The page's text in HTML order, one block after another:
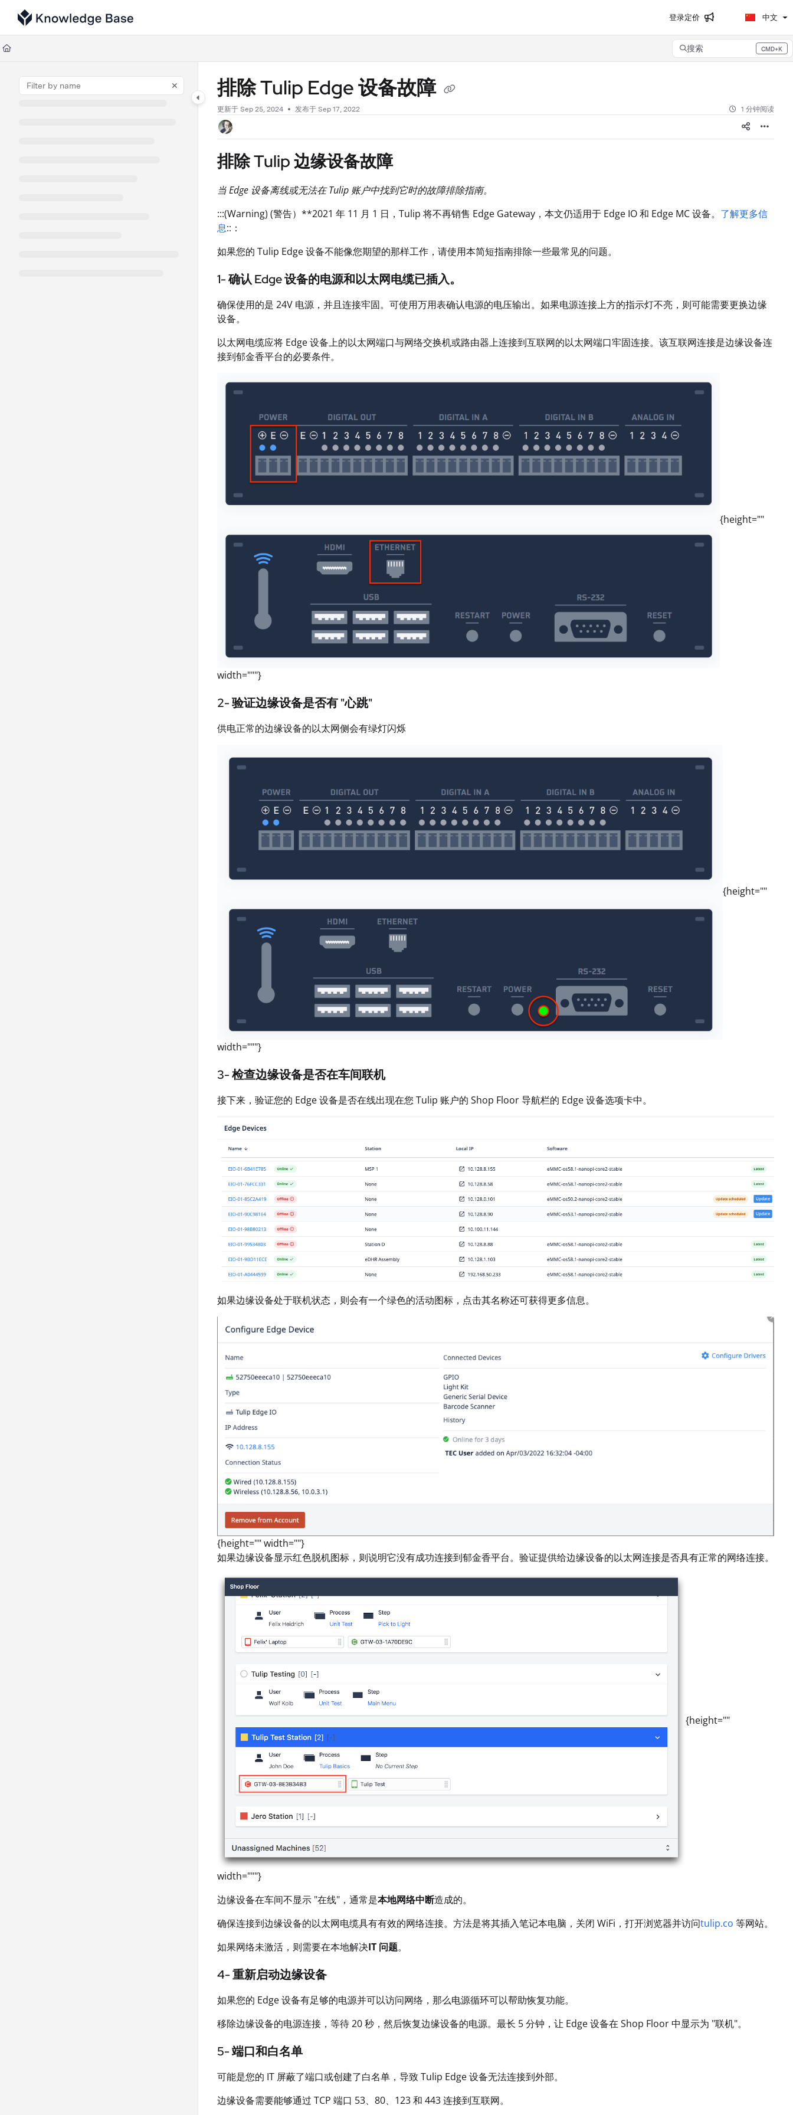
Documentation Index
Fetch the complete documentation index at:
Use this file to discover all available pages before exploring further.
登录定价 中文
搜索 CMD+K
Press CMD+K to open search
排除 Tulip Edge 设备故障
更新于 Sep 25, 2024 发布于 Sep 17, 2022 1 分钟阅读
排除 Tulip 边缘设备故障
当 Edge 设备离线或无法在 Tulip 账户中找到它时的故障排除指南。
:::(Warning) (警告）**2021 年 11 月 1 日，Tulip 将不再销售 Edge Gateway，本文仍适用于 Edge IO 和 Edge MC 设备。 了解更多信
息::：
如果您的 Tulip Edge 设备不能像您期望的那样工作，请使用本简短指南排除一些最常见的问题。
1- 确认 Edge 设备的电源和以太网电缆已插入。
确保使用的是 24V 电源，并且连接牢固。可使用万用表确认电源的电压输出。如果电源连接上方的指示灯不亮，则可能需要更换边缘
设备。
以太网电缆应将 Edge 设备上的以太网端口与网络交换机或路由器上连接到互联网的以太网端口牢固连接。该互联网连接是边缘设备连
接到郁金香平台的必要条件。
{height=""
width="""}
2- 验证边缘设备是否有 "心跳"
供电正常的边缘设备的以太网侧会有绿灯闪烁
{height=""
width="""}
3- 检查边缘设备是否在车间联机
接下来，验证您的 Edge 设备是否在线出现在您 Tulip 账户的 Shop Floor 导航栏的 Edge 设备选项卡中。
如果边缘设备处于联机状态，则会有一个绿色的活动图标，点击其名称还可获得更多信息。
{height="" width=""}
如果边缘设备显示红色脱机图标，则说明它没有成功连接到郁金香平台。验证提供给边缘设备的以太网连接是否具有正常的网络连接。
{height=""
width="""}
边缘设备在车间不显示 "在线"，通常是本地网络中断造成的。
确保连接到边缘设备的以太网电缆具有有效的网络连接。方法是将其插入笔记本电脑，关闭 WiFi，打开浏览器并访问tulip.co 等网站。
如果网络未激活，则需要在本地解决IT 问题。
4- 重新启动边缘设备
如果您的 Edge 设备有足够的电源并可以访问网络，那么电源循环可以帮助恢复功能。
移除边缘设备的电源连接，等待 20 秒，然后恢复边缘设备的电源。最长 5 分钟，让 Edge 设备在 Shop Floor 中显示为 "联机"。
5- 端口和白名单
可能是您的 IT 屏蔽了端口或创建了白名单，导致 Tulip Edge 设备无法连接到外部。
边缘设备需要能够通过 TCP 端口 53、80、123 和 443 连接到互联网。